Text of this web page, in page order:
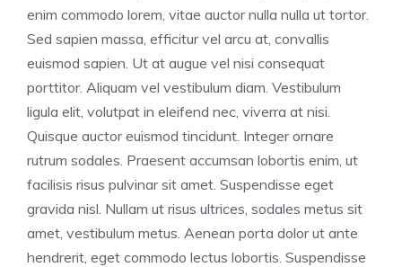
enim commodo lorem, vitae auctor nulla nulla ut tortor.
Sed sapien massa, efficitur vel arcu at, convallis
euismod sapien. Ut at augue vel nisi consequat
porttitor. Aliquam vel vestibulum diam. Vestibulum
ligula elit, volutpat in eleifend nec, viverra at nisi.
Quisque auctor euismod tincidunt. Integer ornare
rutrum sodales. Praesent accumsan lobortis enim, ut
facilisis risus pulvinar sit amet. Suspendisse eget
gravida nisl. Nullam ut risus ultrices, sodales metus sit
amet, vestibulum metus. Aenean porta dolor ut ante
hendrerit, eget commodo lectus lobortis. Suspendisse